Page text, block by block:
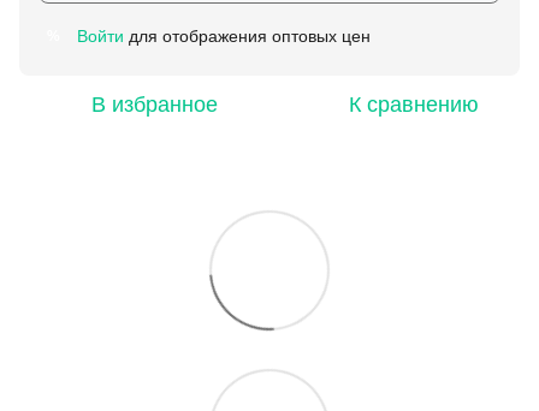
Войти для отображения оптовых цен
В избранное К сравнению